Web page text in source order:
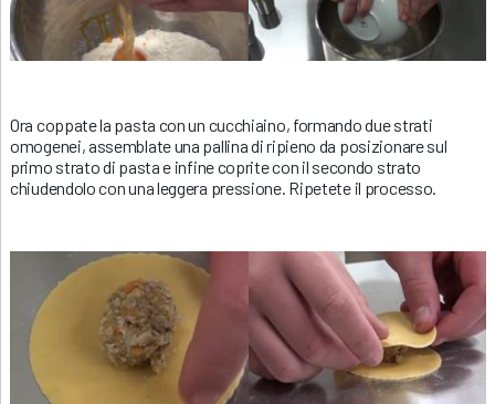
Ora coppate la pasta con un cucchiaino, formando due strati
omogenei, assemblate una pallina di ripieno da posizionare sul
primo strato di pasta e infine coprite con il secondo strato
chiudendolo con una leggera pressione. Ripetete il processo.